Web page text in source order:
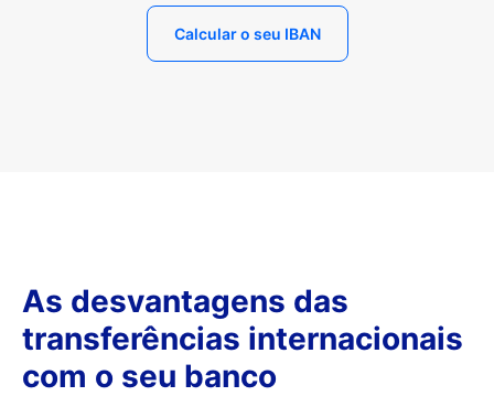
Calcular o seu IBAN
As desvantagens das
transferências internacionais
com o seu banco